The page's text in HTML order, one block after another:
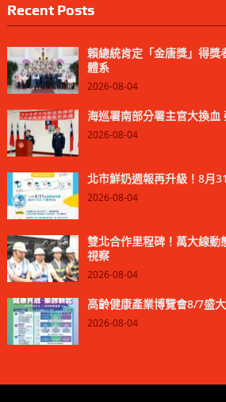
Recent Posts
賴總統肯定「金唐獎」得獎
體系
2026-08-04
海巡署南部分署主官大換血
2026-08-04
北市鮮奶週報再升級！8月
2026-08-04
雙北合作里程碑！萬大線動
視察
2026-08-04
高齡健康產業博覽會8/7盛
2026-08-04